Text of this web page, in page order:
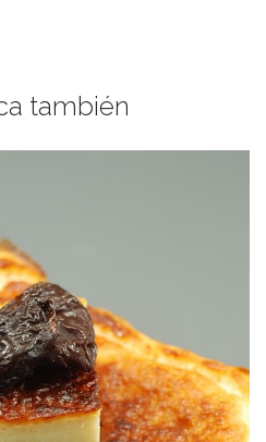
también
Bretón donde no se echan en
tradicionales.